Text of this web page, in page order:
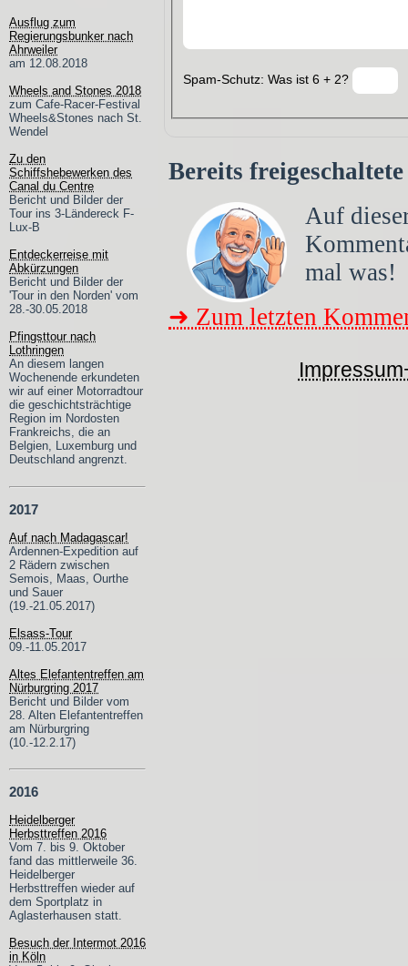
Ausflug zum
Regierungsbunker nach
Ahrweiler
am 12.08.2018
Wheels and Stones 2018
zum Cafe-Racer-Festival
Wheels&Stones nach St.
Wendel
Zu den
Schiffshebewerken des
Canal du Centre
Bericht und Bilder der
Tour ins 3-Ländereck F-
Lux-B
Entdeckerreise mit
Abkürzungen
Bericht und Bilder der
'Tour in den Norden' vom
28.-30.05.2018
Pfingsttour nach
Lothringen
An diesem langen
Wochenende erkundeten
wir auf einer Motorradtour
die geschichtsträchtige
Region im Nordosten
Frankreichs, die an
Belgien, Luxemburg und
Deutschland angrenzt.
2017
Auf nach Madagascar!
Ardennen-Expedition auf
2 Rädern zwischen
Semois, Maas, Ourthe
und Sauer
(19.-21.05.2017)
Elsass-Tour
09.-11.05.2017
Altes Elefantentreffen am
Nürburgring 2017
Bericht und Bilder vom
28. Alten Elefantentreffen
am Nürburgring
(10.-12.2.17)
2016
Heidelberger
Herbsttreffen 2016
Vom 7. bis 9. Oktober
fand das mittlerweile 36.
Heidelberger
Herbsttreffen wieder auf
dem Sportplatz in
Aglasterhausen statt.
Besuch der Intermot 2016
in Köln
Spam-Schutz: Was ist 6 + 2?
Bereits
Auf
mal was!
➜ Zum letzten